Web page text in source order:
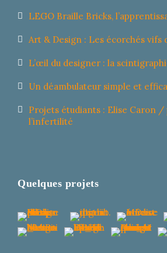
LEGO Braille Bricks,
Art & Design : Les écorchés vifs
L’œil du designer : la
Un déambulateur simple et
Projets étudiants : Elise Caron
l’infertilité
Quelques projets